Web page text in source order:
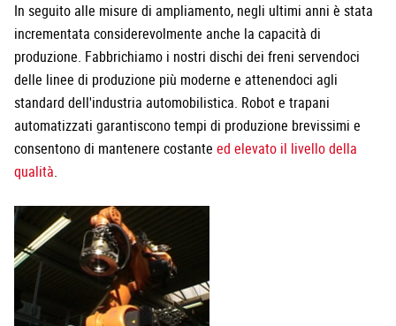
In seguito alle misure di ampliamento, negli ultimi anni è stata
incrementata considerevolmente anche la capacità di
produzione. Fabbrichiamo i nostri dischi dei freni servendoci
delle linee di produzione più moderne e attenendoci agli
standard dell'industria automobilistica. Robot e trapani
automatizzati garantiscono tempi di produzione brevissimi e
consentono di mantenere costante ed elevato il livello della
qualità.